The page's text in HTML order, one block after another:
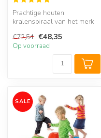
Prachtige houten
kralenspiraal van het merk
driehoekige m...
€72,54 €48,35
Op voorraad
SALE